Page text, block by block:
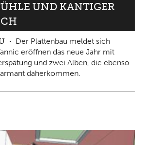
UND KANTIGER W
Der Plattenbau meldet sich
eröffnen das neue Jahr mit
und zwei Alben, die ebenso
daherkommen.